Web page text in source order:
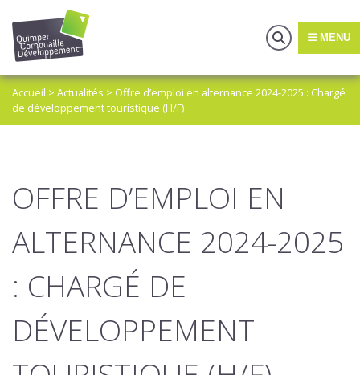
MENU
Accueil > Actualités > Offre d’emploi en alternance 2024-2025 : Chargé
de développement touristique (H/F)
OFFRE D’EMPLOI EN
ALTERNANCE 2024-2025
: CHARGÉ DE
DÉVELOPPEMENT